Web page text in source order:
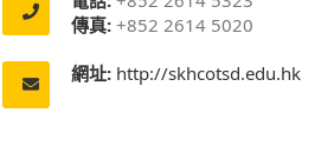
傳真: +852 2614 5020
網址: http://skhcotsd.edu.hk